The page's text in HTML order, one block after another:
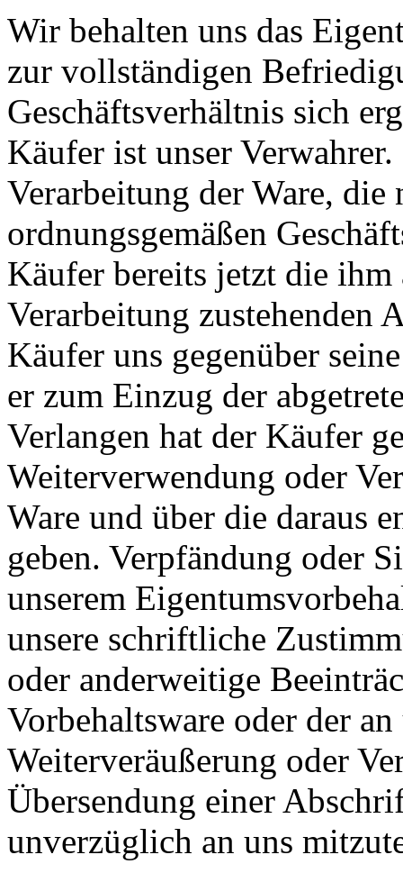
Wir behalten uns das
zur vollständigen
Geschäftsverhältnis sich
Käufer ist unser
Verarbeitung der Ware, die
ordnungsgemäßen
Käufer bereits jetzt die ihm
Verarbeitung zustehenden
Käufer uns gegenüber
er zum Einzug der
Verlangen hat der Käufer
Weiterverwendung oder
Ware und über die daraus
geben. Verpfändung oder
unserem
unsere schriftliche
oder anderweitige
Vorbehaltsware oder der
Weiterveräußerung oder
Übersendung einer
unverzüglich an uns